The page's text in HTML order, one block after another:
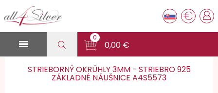
€

0
0,00 €
STRIEBORNÝ OKRÚHLY 3MM - STRIEBRO 925
ZÁKLADNÉ NÁUŠNICE A4S5573